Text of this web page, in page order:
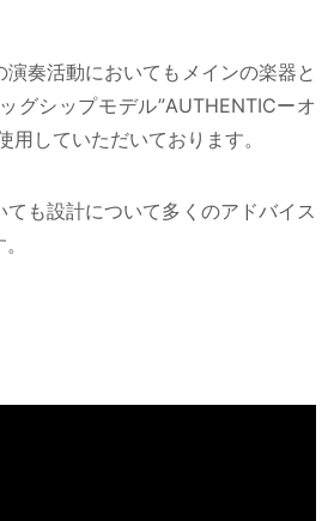
奏活動においてもメインの楽器と
グシップモデル”AUTHENTICーオ
用していただいております。
も設計について多くのアドバイス